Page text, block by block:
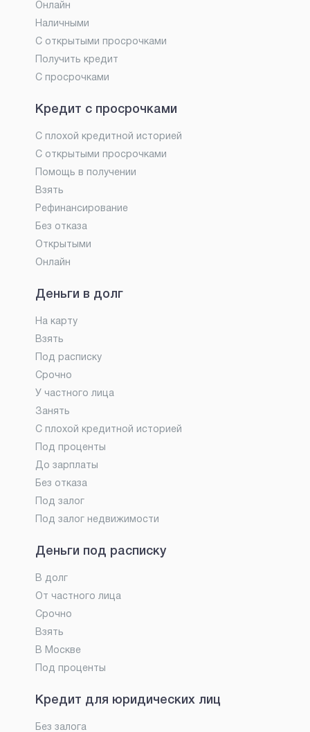
Онлайн
Наличными
С открытыми просрочками
Получить кредит
С просрочками
Кредит с просрочками
С плохой кредитной историей
С открытыми просрочками
Помощь в получении
Взять
Рефинансирование
Без отказа
Открытыми
Онлайн
Деньги в долг
На карту
Взять
Под расписку
Срочно
У частного лица
Занять
С плохой кредитной историей
Под проценты
До зарплаты
Без отказа
Под залог
Под залог недвижимости
Деньги под расписку
В долг
От частного лица
Срочно
Взять
В Москве
Под проценты
Кредит для юридических лиц
Без залога